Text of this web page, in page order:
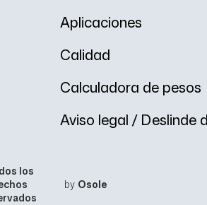
Aplicaciones
Calidad
Calculadora de pesos
Aviso legal / Deslinde
los
by Osole